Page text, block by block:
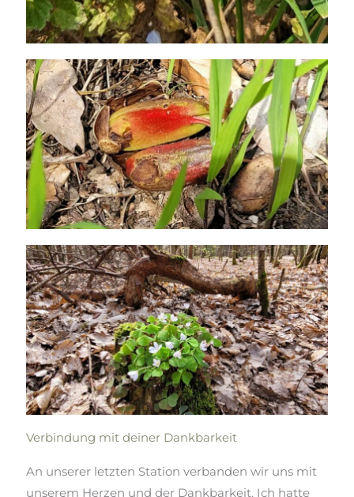
Verbindung mit deiner Dankbarkeit
An unserer letzten Station verbanden wir uns mit
unserem Herzen und der Dankbarkeit. Ich hatte